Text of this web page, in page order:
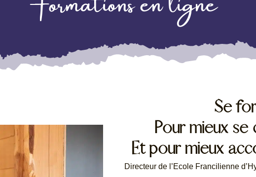
Se
Pour mieux
Et pour mieux
Directeur de l’Ecole Francilienne